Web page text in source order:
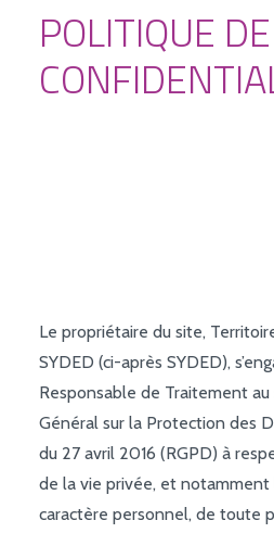
CONTACT
RECHERCHE
POLITIQUE DE
Le propriétaire du site,
SYDED (ci-après SYDED),
Responsable de Traitement
Général sur la Protection des
du 27 avril 2016 (RGPD) à
de la vie privée, et notamment
caractère personnel, de toute